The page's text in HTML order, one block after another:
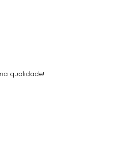
qualidade!